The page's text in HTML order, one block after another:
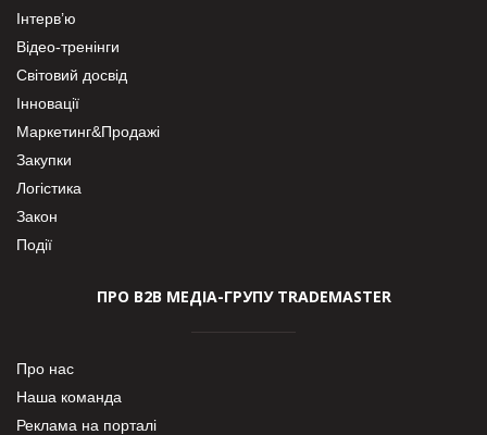
Інтерв’ю
Відео-тренінги
Світовий досвід
Інновації
Маркетинг&Продажі
Закупки
Логістика
Закон
Події
ПРО В2В МЕДІА-ГРУПУ TRADEMASTER
Про нас
Наша команда
Реклама на порталі